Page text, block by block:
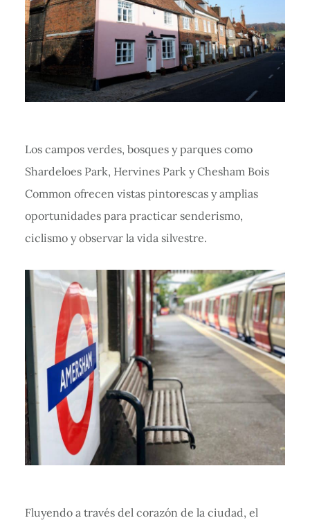
Los campos verdes, bosques y parques como
Shardeloes Park, Hervines Park y Chesham Bois
Common ofrecen vistas pintorescas y amplias
oportunidades para practicar senderismo,
ciclismo y observar la vida silvestre.
Fluyendo a través del corazón de la ciudad, el